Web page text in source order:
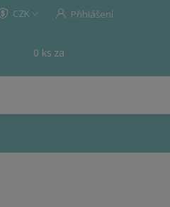
CZK Přihlášení
0 ks za